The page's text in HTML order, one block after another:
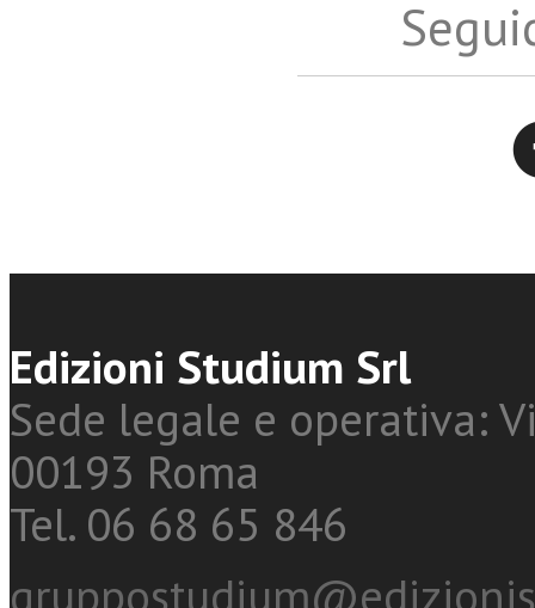
Edizioni Studium Srl
Sede legale e operativa:
00193 Roma
Tel. 06 68 65 846